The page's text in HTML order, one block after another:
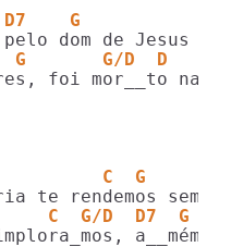
D7    G
G       G/D  D
foi mor__to na
C  G
C  G/D  D7  G
a__mém!